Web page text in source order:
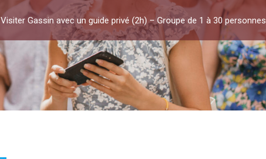
Visiter Gassin avec un guide privé (2h) – Groupe de 1 à 30 personnes